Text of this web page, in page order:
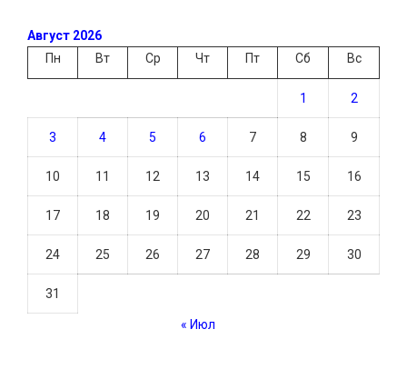
Август 2026
Пн
Вт Ср Чт Пт Сб Вс
1 2
3 4 5 6 7 8 9
10 11 12 13 14 15 16
17 18 19 20 21 22 23
24 25 26 27 28 29 30
31
« Июл